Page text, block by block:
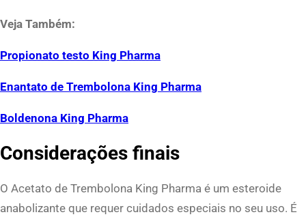
Veja Também:
Propionato testo King Pharma
Enantato de Trembolona King Pharma
Boldenona King Pharma
Considerações finais
O Acetato de Trembolona King Pharma é um esteroide
anabolizante que requer cuidados especiais no seu uso. É